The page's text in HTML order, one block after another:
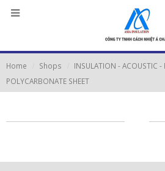
Home Shops
INSULATION - ACOUSTIC -
POLYCARBONATE SHEET